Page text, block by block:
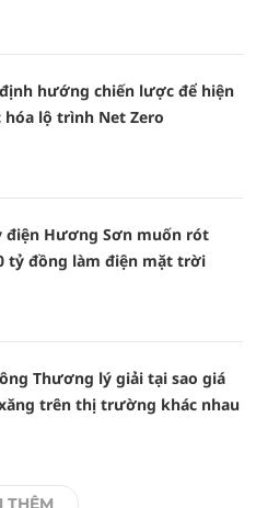
hướng chiến lược để hiện
lộ trình Net Zero
điện Hương Sơn muốn rót
tỷ đồng làm điện mặt trời
Thương lý giải tại sao giá
trên thị trường khác nhau
THÊM